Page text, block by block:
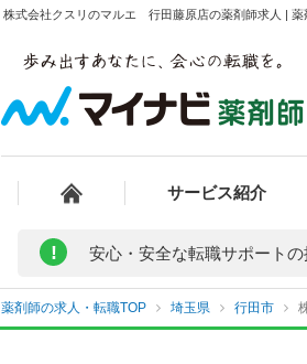
株式会社クスリのマルエ 行田藤原店の薬剤師求人 | 薬
サービス紹介
! 安心・安全な転職サポートの
薬剤師の求人・転職TOP 埼玉県 行田市